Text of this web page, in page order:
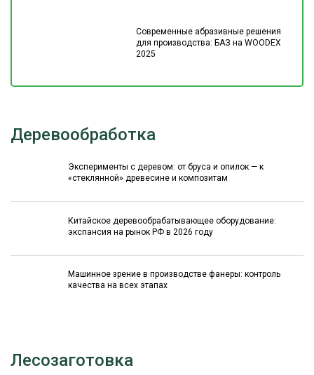
Современные абразивные решения
для производства: БАЗ на WOODEX
2025
Деревообработка
Эксперименты с деревом: от бруса и опилок — к
«стеклянной» древесине и композитам
Китайское деревообрабатывающее оборудование:
экспансия на рынок РФ в 2026 году
Машинное зрение в производстве фанеры: контроль
качества на всех этапах
Лесозаготовка